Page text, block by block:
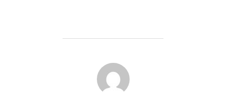
POST AUTHOR